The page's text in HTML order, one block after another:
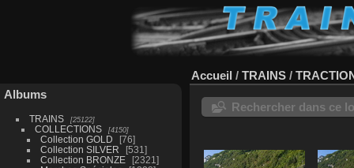
Albums
TRAINS 25122
COLLECTIONS 4150
Collection GOLD
76
Collection SILVER
531
Collection BRONZE
2321
Accueil / TRAINS /
Rechercher dans ce